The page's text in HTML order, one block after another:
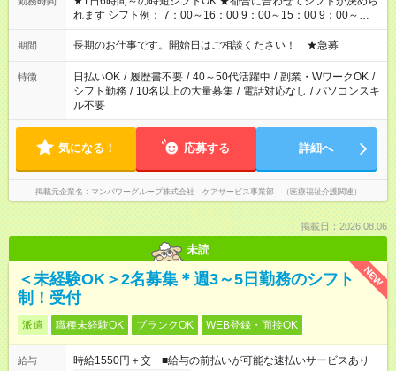
れます シフト例： 7：00～16：00 9：00～15：00 9：00～
18：00 11：00～20：00 など ※Wワークの場合、他のお仕事と
合わせ週40時間超の就業はご案内できません ※法令に基づき、
派遣法（日雇い派遣の原則禁止）により、短時間・短期間の就
業はご案内が難しい場合があります
期間 長期のお仕事です。開始日はご相談ください！ ★急募
特徴 日払いOK / 履歴書不要 / 40～50代活躍中 / 副業・WワークOK /
シフト勤務 / 10名以上の大量募集 / 電話対応なし / パソコンスキ
ル不要
気になる！ 応募する 詳細へ
掲載元企業名 マンパワーグループ株式会社 ケアサービス事業部 （医療福祉介護関連）
掲載日：2026.08.06
未読
NEW
＜未経験OK＞2名募集＊週3～5日勤務のシフト
制！受付
派遣 職種未経験OK ブランクOK WEB登録・面接OK
給与
時給1550円＋交 ■給与の前払いが可能な速払いサービスあり